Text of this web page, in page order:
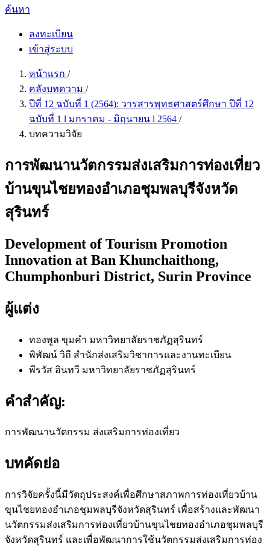
ค้นหา
ลงทะเบียน
เข้าสู่ระบบ
หน้าแรก /
คลังบทความ /
ปีที่ 12 ฉบับที่ 1 (2564): วารสารพุทธศาสตร์ศึกษา ปีที่ 12
ฉบับที่ 1 l มกราคม - มิถุนายน l 2564 /
บทความวิจัย
การพัฒนานวัตกรรมส่งเสริมการท่องเที่ยว
บ้านขุนไชยทองอำเภอชุมพลบุรีจังหวัด
สุรินทร์
Development of Tourism Promotion
Innovation at Ban Khunchaithong,
Chumphonburi District, Surin Province
ผู้แต่ง
ทองพูล ขุมคำ มหาวิทยาลัยราชภัฏสุรินทร์
พิพัฒน์ วิถี สำนักส่งเสริมวิชาการและงานทะเบียน
พีรวัส อินทวี มหาวิทยาลัยราชภัฏสุรินทร์
คำสำคัญ:
การพัฒนานวัตกรรม ส่งเสริมการท่องเที่ยว
บทคัดย่อ
การวิจัยครั้งนี้มีวัตถุประสงค์เพื่อศึกษาสภาพการท่องเที่ยวบ้าน
ขุนไชยทองอำเภอชุมพลบุรีจังหวัดสุรินทร์ เพื่อสร้างและพัฒนา
นวัตกรรมส่งเสริมการท่องเที่ยวบ้านขุนไชยทองอำเภอชุมพลบุรี
จังหวัดสุรินทร์ และเพื่อพัฒนาการใช้นวัตกรรมส่งเสริมการท่อง